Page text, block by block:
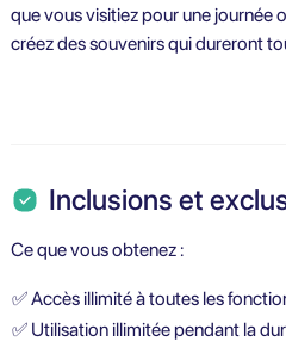
que vous visitiez pour une journée
créez des souvenirs qui dureront
Inclusions et
Ce que vous obtenez :
✅Accès illimité à toutes les
✅ Utilisation illimitée pendant la